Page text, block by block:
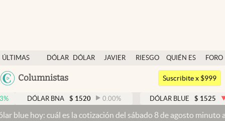
ÚLTIMAS
NOTICIAS
DÓLAR
DÓLAR
JAVIER
RIESGO
QUIÉN ES
QUIÉN
FORO
Argentina
México
Columnistas
Dólar
Members
Economía y Política
Finanzas y Mercados
Suscribite x $999
BNA $ 1520 0.00% DÓLAR BLUE $ 1525 -0.33%
es la cotización del sábado 8 de agosto minuto a minutoDólar